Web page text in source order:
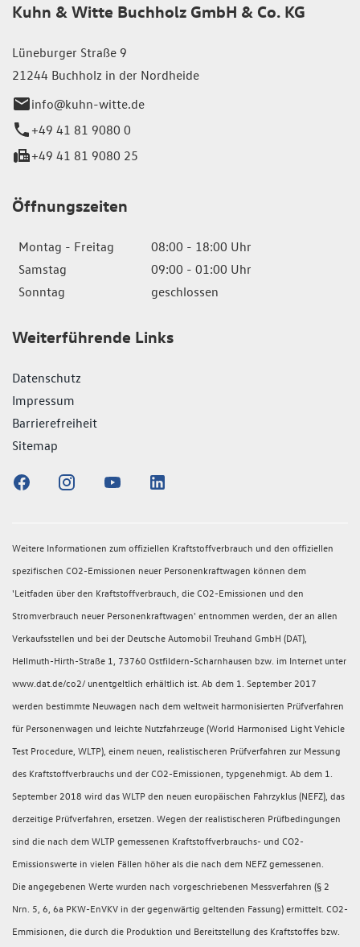
Kuhn & Witte Buchholz GmbH & Co. KG
Lüneburger Straße 9
21244 Buchholz in der Nordheide
info@kuhn-witte.de
+49 41 81 9080 0
+49 41 81 9080 25
Öffnungszeiten
Montag - Freitag
08:00 - 18:00 Uhr
Samstag
09:00 - 01:00 Uhr
Sonntag
geschlossen
Weiterführende Links
Datenschutz
Impressum
Barrierefreiheit
Sitemap
Weitere Informationen zum offiziellen Kraftstoffverbrauch und den offiziellen
spezifischen CO2-Emissionen neuer Personenkraftwagen können dem
'Leitfaden über den Kraftstoffverbrauch, die CO2-Emissionen und den
Stromverbrauch neuer Personenkraftwagen' entnommen werden, der an allen
Verkaufsstellen und bei der Deutsche Automobil Treuhand GmbH (DAT),
Hellmuth-Hirth-Straße 1, 73760 Ostfildern-Scharnhausen bzw. im Internet unter
www.dat.de/co2/ unentgeltlich erhältlich ist. Ab dem 1. September 2017
werden bestimmte Neuwagen nach dem weltweit harmonisierten Prüfverfahren
für Personenwagen und leichte Nutzfahrzeuge (World Harmonised Light Vehicle
Test Procedure, WLTP), einem neuen, realistischeren Prüfverfahren zur Messung
des Kraftstoffverbrauchs und der CO2-Emissionen, typgenehmigt. Ab dem 1.
September 2018 wird das WLTP den neuen europäischen Fahrzyklus (NEFZ), das
derzeitige Prüfverfahren, ersetzen. Wegen der realistischeren Prüfbedingungen
sind die nach dem WLTP gemessenen Kraftstoffverbrauchs- und CO2-
Emissionswerte in vielen Fällen höher als die nach dem NEFZ gemessenen.
Die angegebenen Werte wurden nach vorgeschriebenen Messverfahren (§ 2
Nrn. 5, 6, 6a PKW-EnVKV in der gegenwärtig geltenden Fassung) ermittelt. CO2-
Emmisionen, die durch die Produktion und Bereitstellung des Kraftstoffes bzw.